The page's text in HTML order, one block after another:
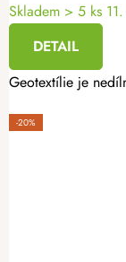
Skladem > 5 ks
DETAIL
Geotextílie je
-20%